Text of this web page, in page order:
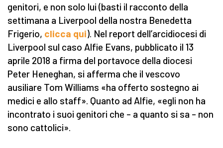
genitori, e non solo lui (basti il racconto della
settimana a Liverpool della nostra Benedetta
Frigerio, clicca qui). Nel report dell’arcidiocesi di
Liverpool sul caso Alfie Evans, pubblicato il 13
aprile 2018 a firma del portavoce della diocesi
Peter Heneghan, si afferma che il vescovo
ausiliare Tom Williams «ha offerto sostegno ai
medici e allo staff». Quanto ad Alfie, «egli non ha
incontrato i suoi genitori che – a quanto si sa – non
sono cattolici».